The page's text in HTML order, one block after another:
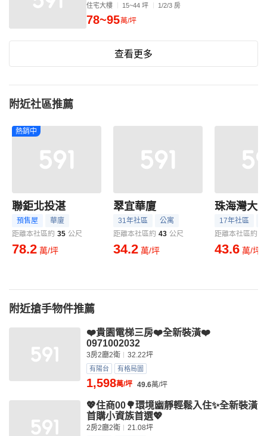
住宅大樓
15~44 坪 1/2/3 房
78~95萬/坪
查看更多
附近社區推薦
熱銷中
聯鉅北投湛
預售屋
華廈
距離本社區約 35 公尺
78.2 萬/坪
翠宜華廈
31年社區
公寓
距離本社區約 43 公尺
34.2 萬/坪
珠海灣大
17年社區
距離本社區約
43.6 萬/坪
附近搶手物件推薦
❤️貴園電梯三房❤️全新裝潢❤️
0971002032
3房2廳2衛 32.22坪
有陽台 有格局圖
1,598萬/坪 49.6萬/坪
💖住商00🌳環境幽靜輕鬆入住✨全新裝潢
首購小資族首選💖
2房2廳2衛 21.08坪